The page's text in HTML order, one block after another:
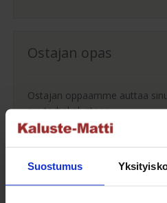
Suostumus
Ostajan opas
Ostajan oppaamme auttaa
puutarhakalusteen.